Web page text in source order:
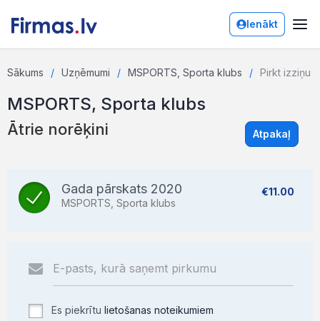
Ienākt
Sākums Uzņēmumi MSPORTS, Sporta klubs Pirkt izziņu
MSPORTS, Sporta klubs
Ātrie norēķini Atpakaļ
Gada pārskats 2020
MSPORTS, Sporta klubs
€11.00
Es piekrītu lietošanas noteikumiem